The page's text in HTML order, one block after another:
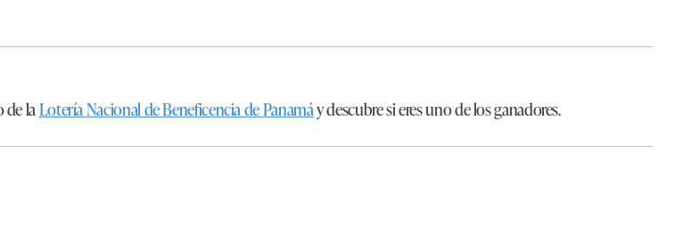
de laLotería Nacional de Beneficencia de Panamáy descubre si eres uno de los ganadores.